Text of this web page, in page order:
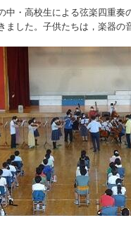
・高校生による弦楽四重
した。子供たちは，楽器